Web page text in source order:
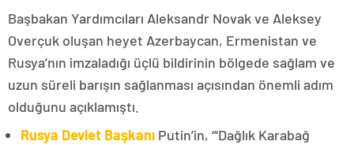
Başbakan Yardımcıları Aleksandr Novak ve Aleksey
Overçuk oluşan heyet Azerbaycan, Ermenistan ve
Rusya’nın imzaladığı üçlü bildirinin bölgede sağlam ve
uzun süreli barışın sağlanması açısından önemli adım
olduğunu açıklamıştı.
Rusya Devlet Başkanı Putin’in, “‘Dağlık Karabağ